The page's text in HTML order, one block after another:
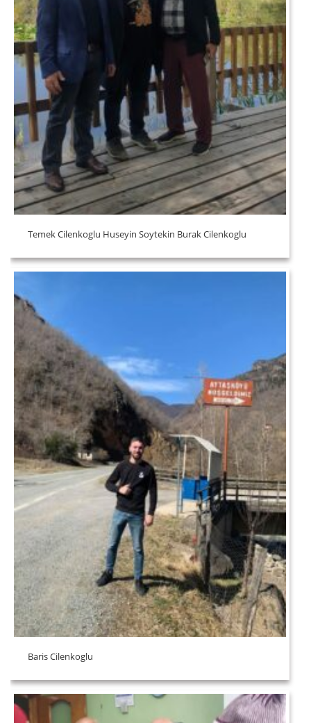
Temek Cilenkoglu Huseyin Soytekin Burak Cilenkoglu
Baris Cilenkoglu